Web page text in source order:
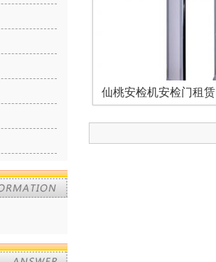
仙桃安检机安检门租赁